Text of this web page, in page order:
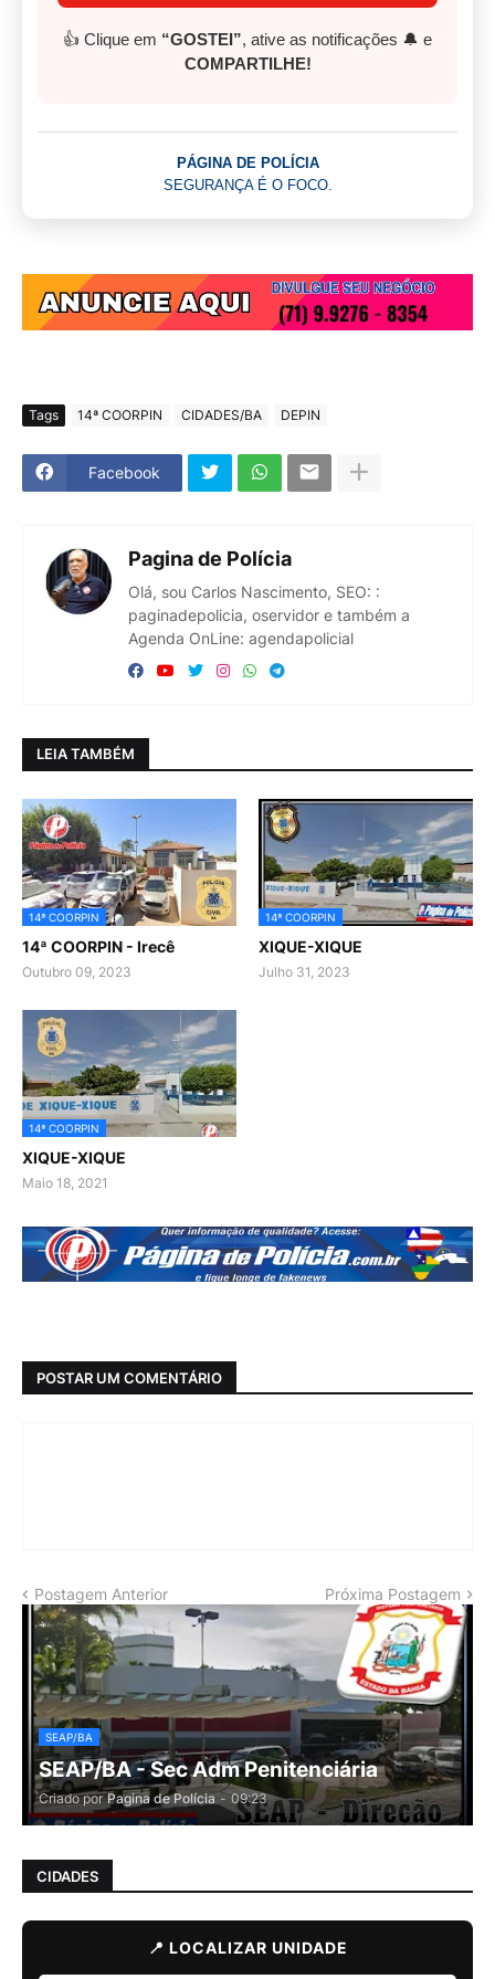
👍 Clique em “GOSTEI”, ative as notificações 🔔 e
COMPARTILHE!
PÁGINA DE POLÍCIA
SEGURANÇA É O FOCO.
Tags 14ª COORPIN CIDADES/BA DEPIN
Facebook
Pagina de Polícia
Olá, sou Carlos Nascimento, SEO: :
paginadepolicia, oservidor e também a
Agenda OnLine: agendapolicial
LEIA TAMBÉM
14ª COORPIN
14ª COORPIN - Irecê
Outubro 09, 2023
14ª COORPIN
XIQUE-XIQUE
Julho 31, 2023
14ª COORPIN
XIQUE-XIQUE
Maio 18, 2021
POSTAR UM COMENTÁRIO
Postagem Anterior Próxima Postagem
SEAP/BA
SEAP/BA - Sec Adm Penitenciária
Criado por Pagina de Polícia - 09:23
CIDADES
📍 LOCALIZAR UNIDADE